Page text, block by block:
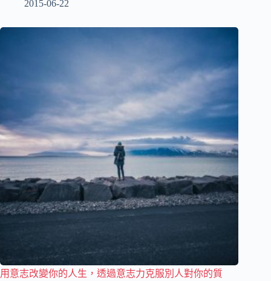
2015-06-22
用意志改變你的人生，透過意志力克服別人對你的質